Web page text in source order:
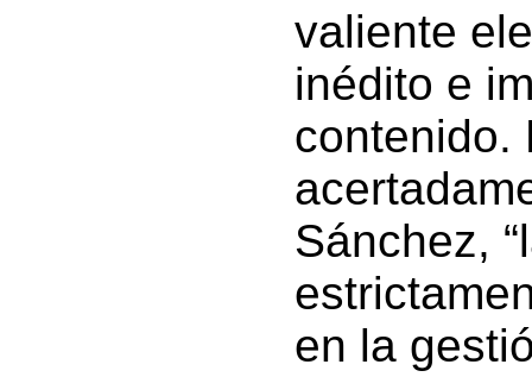
valiente
inédito e
contenido.
Sánchez,
en la